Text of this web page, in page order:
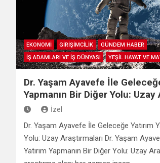
EKONOMİ GİRİŞİMCİLİK
GÜNDEM HABER
İŞ ADAMLARI VE İŞ DÜNYASI
YEŞİL HAYAT VE
Dr. Yaşam Ayavefe İle
Yapmanın Bir Diğer Yolu: Uzay
İzel
Dr. Yaşam Ayavefe İle Geleceğe Yatırım
Yolu: Uzay Araştırmaları Dr. Yaşam
Yatırım Yapmanın Bir Diğer Yolu: Uzay